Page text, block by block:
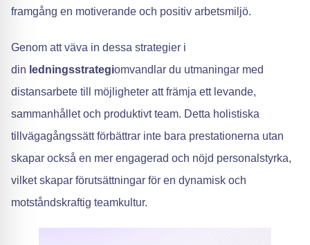
framgång en motiverande och positiv arbetsmiljö.
Genom att väva in dessa strategier i
din ledningsstrategiomvandlar du utmaningar med
distansarbete till möjligheter att främja ett levande,
sammanhållet och produktivt team. Detta holistiska
tillvägagångssätt förbättrar inte bara prestationerna utan
skapar också en mer engagerad och nöjd personalstyrka,
vilket skapar förutsättningar för en dynamisk och
motståndskraftig teamkultur.